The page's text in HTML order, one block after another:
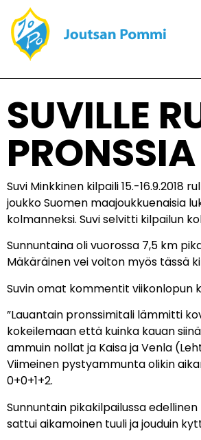
SUVILLE
PRONSSIA
Suvi Minkkinen kilpaili 15.-
joukko Suomen maajoukkuenaisia
kolmanneksi. Suvi selvitti kilpailun
Sunnuntaina oli vuorossa 7,5 km
Mäkäräinen vei voiton myös tässä
Suvin omat kommentit viikonlopun
”Lauantain pronssimitali lämmitti
kokeilemaan että kuinka kauan
ammuin nollat ja Kaisa ja Venla
Viimeinen pystyammunta olikin
0+0+1+2.
Sunnuntain pikakilpailussa
sattui aikamoinen tuuli ja jouduin